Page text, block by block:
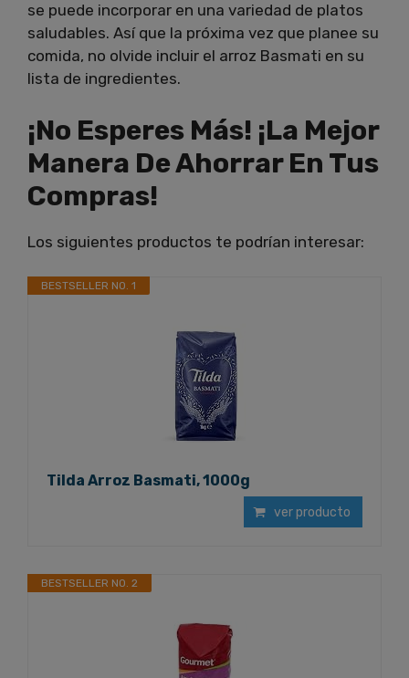
se puede incorporar en una variedad de platos
saludables. Así que la próxima vez que planee su
comida, no olvide incluir el arroz Basmati en su
lista de ingredientes.
¡No Esperes Más! ¡La Mejor
Manera De Ahorrar En Tus
Compras!
Los siguientes productos te podrían interesar:
BESTSELLER NO. 1
Tilda Arroz Basmati, 1000g
ver producto
BESTSELLER NO. 2